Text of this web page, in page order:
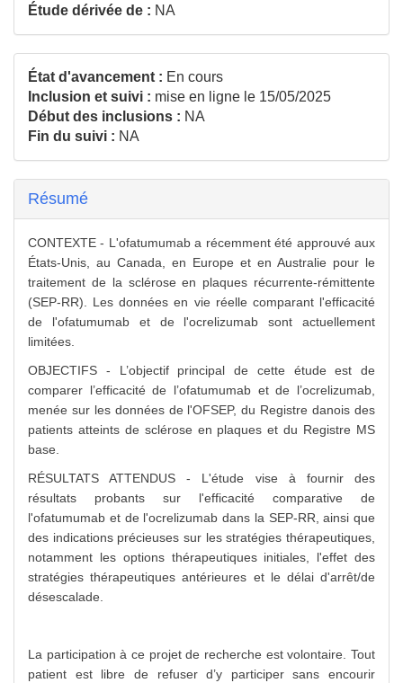
Étude dérivée de : NA
État d'avancement : En cours
Inclusion et suivi : mise en ligne le 15/05/2025
Début des inclusions : NA
Fin du suivi : NA
Résumé
CONTEXTE - L'ofatumumab a récemment été approuvé aux
États-Unis, au Canada, en Europe et en Australie pour le
traitement de la sclérose en plaques récurrente-rémittente
(SEP-RR). Les données en vie réelle comparant l'efficacité
de l'ofatumumab et de l'ocrelizumab sont actuellement
limitées.
OBJECTIFS - L’objectif principal de cette étude est de
comparer l’efficacité de l’ofatumumab et de l’ocrelizumab,
menée sur les données de l'OFSEP, du Registre danois des
patients atteints de sclérose en plaques et du Registre MS
base.
RÉSULTATS ATTENDUS - L'étude vise à fournir des
résultats probants sur l'efficacité comparative de
l'ofatumumab et de l'ocrelizumab dans la SEP-RR, ainsi que
des indications précieuses sur les stratégies thérapeutiques,
notamment les options thérapeutiques initiales, l'effet des
stratégies thérapeutiques antérieures et le délai d'arrêt/de
désescalade.
La participation à ce projet de recherche est volontaire. Tout
patient est libre de refuser d’y participer sans encourir